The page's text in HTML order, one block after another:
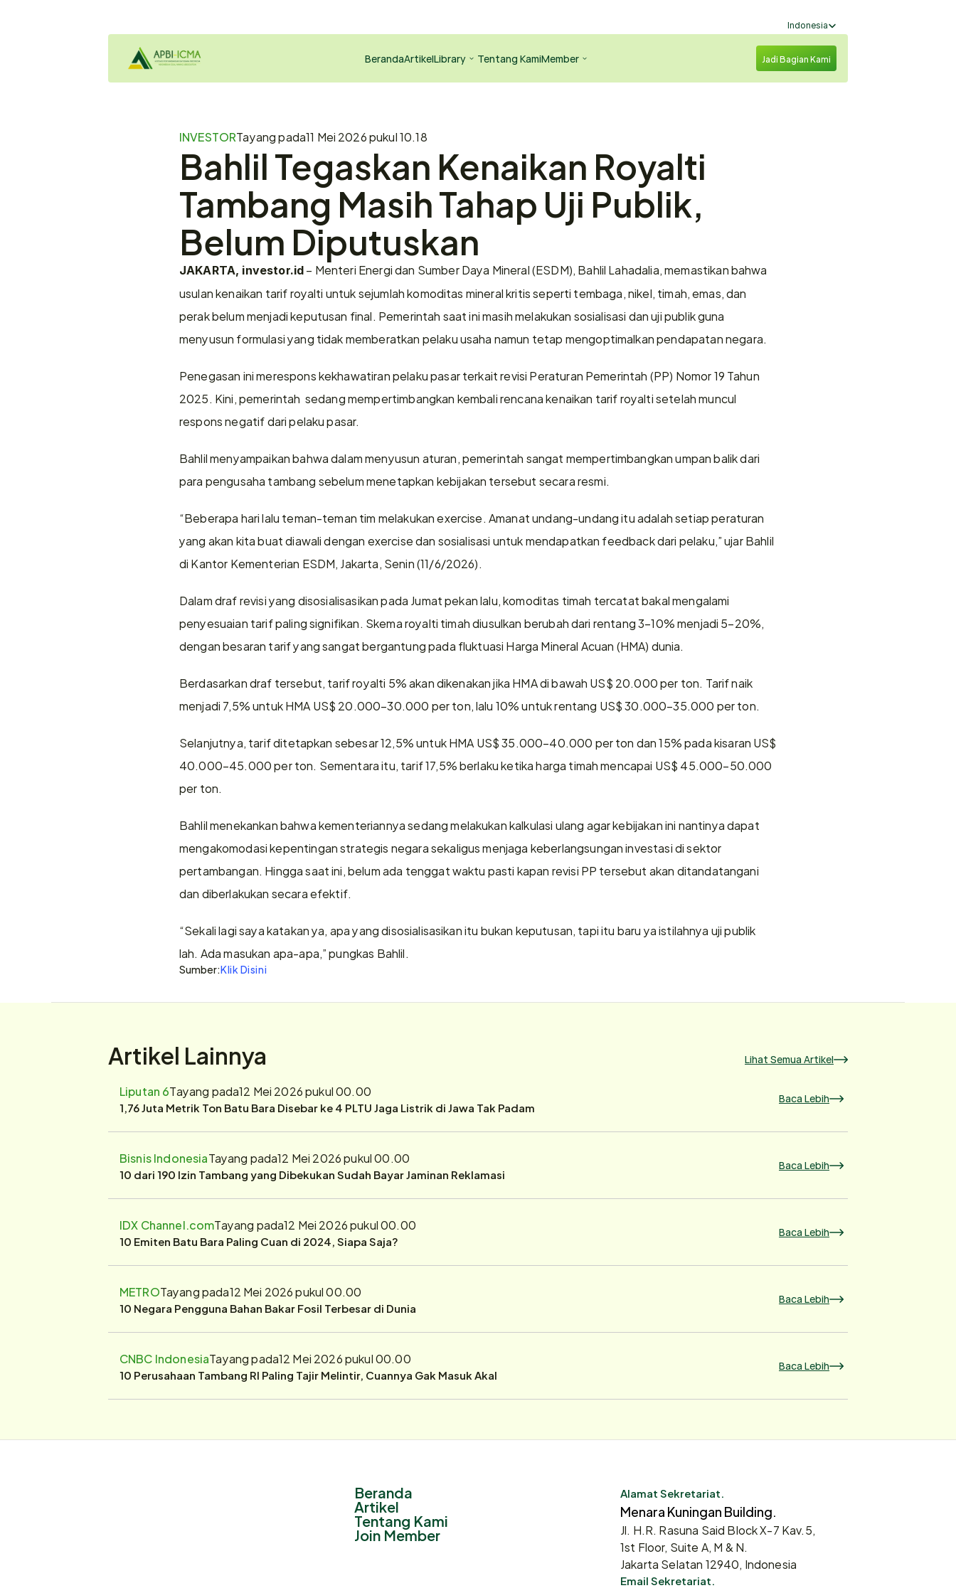
Select Language
Indonesia
BerandaArtikelLibrary Tentang KamiMember Jadi Bagian Kami
INVESTORTayang pada11 Mei 2026 pukul 10.18
Bahlil Tegaskan Kenaikan Royalti
Tambang Masih Tahap Uji Publik,
Belum Diputuskan
JAKARTA, investor.id – Menteri Energi dan Sumber Daya Mineral (ESDM), Bahlil Lahadalia, memastikan bahwa
usulan kenaikan tarif royalti untuk sejumlah komoditas mineral kritis seperti tembaga, nikel, timah, emas, dan
perak belum menjadi keputusan final. Pemerintah saat ini masih melakukan sosialisasi dan uji publik guna
menyusun formulasi yang tidak memberatkan pelaku usaha namun tetap mengoptimalkan pendapatan negara.
Penegasan ini merespons kekhawatiran pelaku pasar terkait revisi Peraturan Pemerintah (PP) Nomor 19 Tahun
2025. Kini, pemerintah  sedang mempertimbangkan kembali rencana kenaikan tarif royalti setelah muncul
respons negatif dari pelaku pasar.
Bahlil menyampaikan bahwa dalam menyusun aturan, pemerintah sangat mempertimbangkan umpan balik dari
para pengusaha tambang sebelum menetapkan kebijakan tersebut secara resmi.
“Beberapa hari lalu teman-teman tim melakukan exercise. Amanat undang-undang itu adalah setiap peraturan
yang akan kita buat diawali dengan exercise dan sosialisasi untuk mendapatkan feedback dari pelaku,” ujar Bahlil
di Kantor Kementerian ESDM, Jakarta, Senin (11/6/2026).
Dalam draf revisi yang disosialisasikan pada Jumat pekan lalu, komoditas timah tercatat bakal mengalami
penyesuaian tarif paling signifikan. Skema royalti timah diusulkan berubah dari rentang 3–10% menjadi 5–20%,
dengan besaran tarif yang sangat bergantung pada fluktuasi Harga Mineral Acuan (HMA) dunia.
Berdasarkan draf tersebut, tarif royalti 5% akan dikenakan jika HMA di bawah US$ 20.000 per ton. Tarif naik
menjadi 7,5% untuk HMA US$ 20.000–30.000 per ton, lalu 10% untuk rentang US$ 30.000–35.000 per ton.
Selanjutnya, tarif ditetapkan sebesar 12,5% untuk HMA US$ 35.000–40.000 per ton dan 15% pada kisaran US$
40.000–45.000 per ton. Sementara itu, tarif 17,5% berlaku ketika harga timah mencapai US$ 45.000–50.000
per ton.
Bahlil menekankan bahwa kementeriannya sedang melakukan kalkulasi ulang agar kebijakan ini nantinya dapat
mengakomodasi kepentingan strategis negara sekaligus menjaga keberlangsungan investasi di sektor
pertambangan. Hingga saat ini, belum ada tenggat waktu pasti kapan revisi PP tersebut akan ditandatangani
dan diberlakukan secara efektif.
“Sekali lagi saya katakan ya, apa yang disosialisasikan itu bukan keputusan, tapi itu baru ya istilahnya uji publik
lah. Ada masukan apa-apa,” pungkas Bahlil.
Sumber:Klik Disini
Artikel Lainnya Lihat Semua Artikel
Liputan 6Tayang pada12 Mei 2026 pukul 00.00
1,76 Juta Metrik Ton Batu Bara Disebar ke 4 PLTU Jaga Listrik di Jawa Tak Padam Baca Lebih
Bisnis IndonesiaTayang pada12 Mei 2026 pukul 00.00
10 dari 190 Izin Tambang yang Dibekukan Sudah Bayar Jaminan Reklamasi Baca Lebih
IDX Channel.comTayang pada12 Mei 2026 pukul 00.00
10 Emiten Batu Bara Paling Cuan di 2024, Siapa Saja? Baca Lebih
METROTayang pada12 Mei 2026 pukul 00.00
10 Negara Pengguna Bahan Bakar Fosil Terbesar di Dunia Baca Lebih
CNBC IndonesiaTayang pada12 Mei 2026 pukul 00.00
10 Perusahaan Tambang RI Paling Tajir Melintir, Cuannya Gak Masuk Akal Baca Lebih
Beranda
Artikel
Tentang Kami
Join Member
Alamat Sekretariat.
Menara Kuningan Building.
Jl. H.R. Rasuna Said Block X-7 Kav.5,
1st Floor, Suite A, M & N.
Jakarta Selatan 12940, Indonesia
Email Sekretariat.